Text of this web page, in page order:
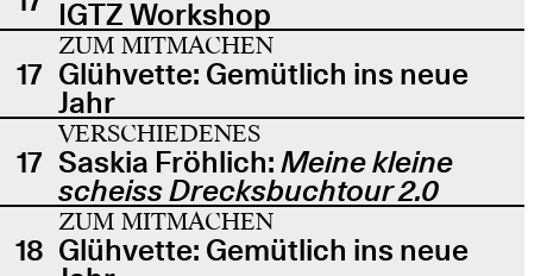
IGTZ Workshop
17
ZUM MITMACHEN
Glühvette: Gemütlich ins neue
Jahr
17
VERSCHIEDENES
Saskia Fröhlich: Meine kleine
scheiss Drecksbuchtour 2.0
18
ZUM MITMACHEN
Glühvette: Gemütlich ins neue